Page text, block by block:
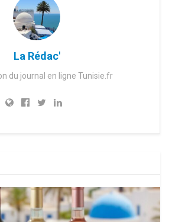
La Rédac'
du journal en ligne Tunisie.fr